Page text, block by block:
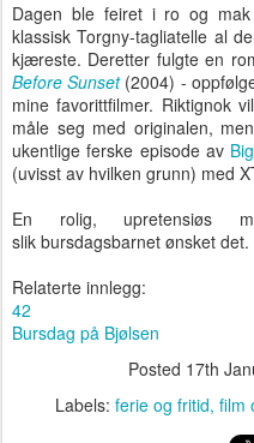
Dagen ble feiret i ro og
klassisk Torgny-tagliatelle al
kjæreste. Deretter fulgte en
Before Sunset(2004) -
mine favorittfilmer. Riktignok
måle seg med originalen,
ukentlige ferske episode av
(uvisst av hvilken grunn) med
En rolig, upretensiøs
slik bursdagsbarnet ønsket det.
Relaterte innlegg:
42
Bursdag på Bjølsen
Posted 17th
Labels: ferie og fritid film